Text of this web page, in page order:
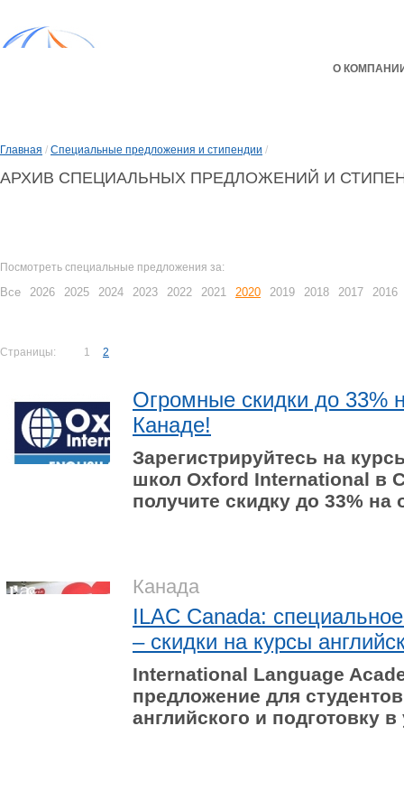
О
Главная / Специальные предложения и стипендии /
АРХИВ СПЕЦИАЛЬНЫХ ПРЕДЛОЖЕНИЙ И
Посмотреть специальные предложения за:
Все 2026 2025 2024 2023 2022 2021 2020 2019 2018 2017 2016
Страницы: 1 2
Огромные скидки до 33%
Канаде!
Зарегистрируйтесь на
школ Oxford International в
получите скидку до 33% на
Канада
ILAC Canada:
– скидки на курсы
International Language
предложение для
английского и подготовку